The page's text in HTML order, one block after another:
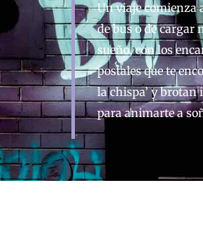
Un viaje comienza
de bus o de cargar
sueño, con los
postales que te
la chispa’ y brotan
para animarte a